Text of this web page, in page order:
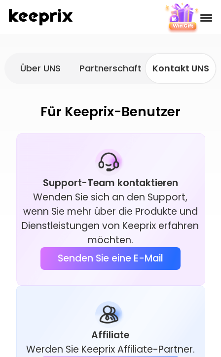
Support
Herunterladen
Languages
Über UNS Partnerschaft Kontakt UNS
Für Keeprix-Benutzer
Support-Team kontaktieren
Wenden Sie sich an den Support,
wenn Sie mehr über die Produkte und
Dienstleistungen von Keeprix erfahren
möchten.
Senden Sie eine E-Mail
Affiliate
Werden Sie Keeprix Affiliate-Partner.